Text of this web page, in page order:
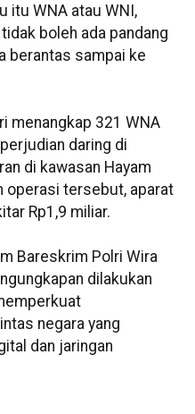
itu WNA atau WNI,
boleh ada pandang
berantas sampai ke
menangkap 321 WNA
daring di
di kawasan Hayam
operasi tersebut, aparat
Rp1,9 miliar.
Bareskrim Polri Wira
dilakukan
negara yang
dan jaringan